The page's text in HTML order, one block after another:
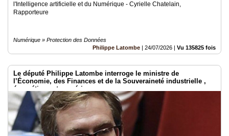
l'Intelligence artificielle et du Numérique - Cyrielle Chatelain,
Rapporteure
Numérique » Protection des Données
Philippe Latombe | 24/07/2026 | Vu 135825 fois
Le député Philippe Latombe interroge le ministre de
l’Économie, des Finances et de la Souveraineté industrielle ,
énergétique et numérique